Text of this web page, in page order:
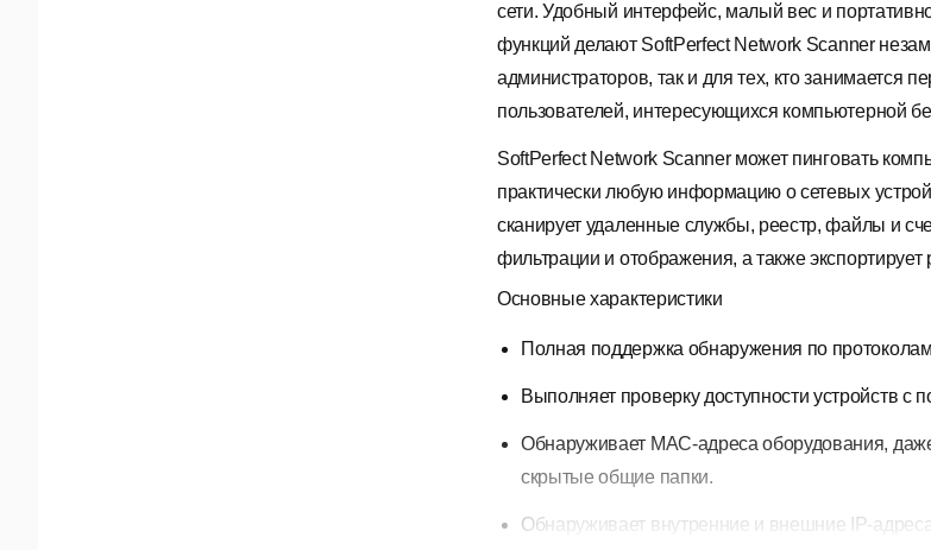
сети. Удобный интерфейс, малый вес и
функций делают SoftPerfect Network Scanner
администраторов, так и для тех, кто занимается
пользователей, интересующихся компьютерной
SoftPerfect Network Scanner может пинговать
практически любую информацию о сетевых
сканирует удаленные службы, реестр, файлы и
фильтрации и отображения, а также
Основные характеристики
Полная поддержка обнаружения по
Выполняет проверку доступности устройств
Обнаруживает MAC-адреса оборудования,
скрытые общие папки.
Обнаруживает внутренние и внешние IP-адреса.